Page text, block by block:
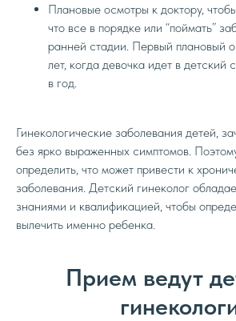
Плановые осмотры к доктору,
что все в порядке или “поймать”
ранней стадии. Первый плановый
лет, когда девочка идет в
в год.
Гинекологические заболевания детей,
без ярко выраженных симптомов.
определить, что может привести к
заболевания. Детский гинеколог
знаниями и квалификацией, чтобы
вылечить именно ребенка.
Прием ведут